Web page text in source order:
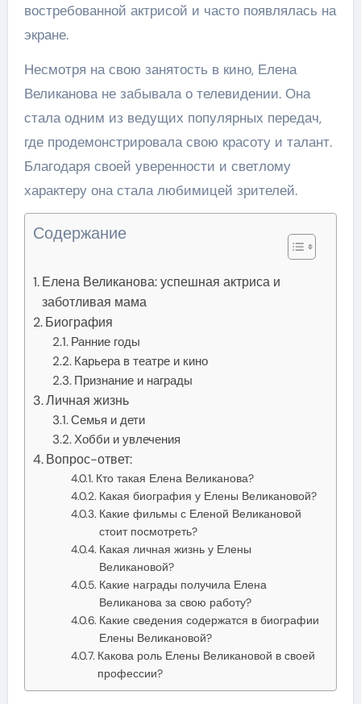
востребованной актрисой и часто появлялась на
экране.
Несмотря на свою занятость в кино, Елена
Великанова не забывала о телевидении. Она
стала одним из ведущих популярных передач,
где продемонстрировала свою красоту и талант.
Благодаря своей уверенности и светлому
характеру она стала любимицей зрителей.
Содержание
Елена Великанова: успешная актриса и
заботливая мама
Биография
Ранние годы
Карьера в театре и кино
Признание и награды
Личная жизнь
Семья и дети
Хобби и увлечения
Вопрос-ответ:
Кто такая Елена Великанова?
Какая биография у Елены Великановой?
Какие фильмы с Еленой Великановой
стоит посмотреть?
Какая личная жизнь у Елены
Великановой?
Какие награды получила Елена
Великанова за свою работу?
Какие сведения содержатся в биографии
Елены Великановой?
Какова роль Елены Великановой в своей
профессии?